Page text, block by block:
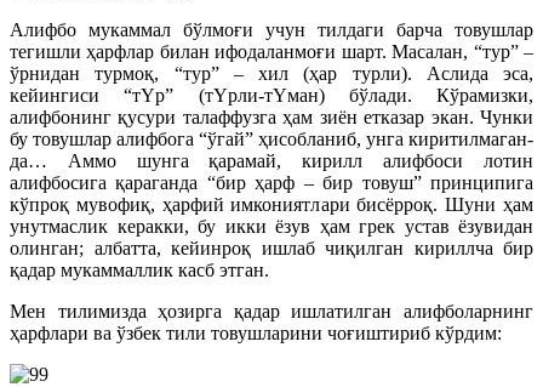
Алифбо мукаммал бўлмоғи учун тилдаги барча товушлар
тегиш­ли ҳарфлар билан ифодаланмоғи шарт. Масалан, “тур” –
ўрнидан турмоқ, “тур” – хил (ҳар турли). Аслида эса,
кейингиси “тYр” (тYрли-тYман) бўлади. Кўрамизки,
алифбонинг қусури талаффузга ҳам зиён етказар экан. Чунки
бу товушлар алифбога “ўгай” ҳисобланиб, унга киритилмаган-
да… Аммо шунга қарамай, кирилл алифбоси лотин
алифбосига қараганда “бир ҳарф – бир товуш” принципига
кўпроқ мувофиқ, ҳарфий имкониятлари бисёрроқ. Шуни ҳам
унутмаслик керакки, бу икки ёзув ҳам грек устав ёзувидан
олинган; албатта, кейинроқ ишлаб чиқилган кириллча бир
қадар мукаммаллик касб этган.
Мен тилимизда ҳозирга қадар ишлатилган алифболарнинг
ҳарфлари ва ўзбек тили товушларини чоғиштириб кўрдим: